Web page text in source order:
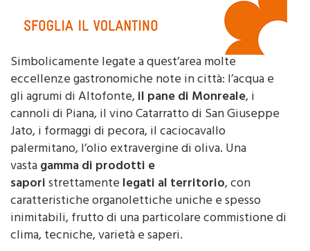
Simbolicamente legate a quest’area molte
eccellenze gastronomiche note in città: l’acqua e
gli agrumi di Altofonte,il pane di Monreale, i
cannoli di Piana, il vino Catarratto di San Giuseppe
Jato, i formaggi di pecora, il caciocavallo
palermitano, l’olio extravergine di oliva. Una
vastagamma di prodotti e
saporistrettamentelegatial territorio, con
caratteristiche organolettiche uniche e spesso
inimitabili, frutto di una particolare commistione di
clima, tecniche, varietà e saperi.